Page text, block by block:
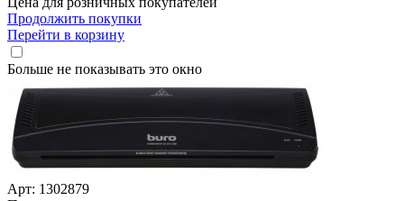
Продолжить покупки
Перейти в корзину
Больше не показывать это окно
Арт: 1302879